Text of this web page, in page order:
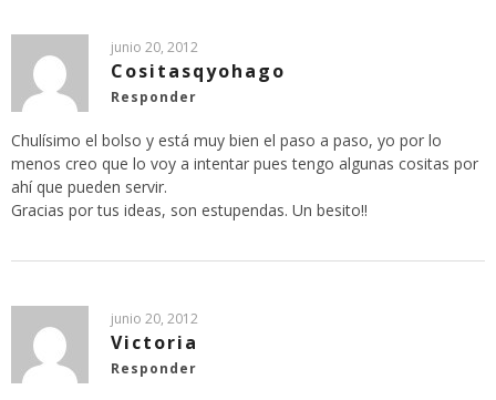
junio 20, 2012
Cositasqyohago
Responder
Chulísimo el bolso y está muy bien el paso a paso, yo por lo
menos creo que lo voy a intentar pues tengo algunas cositas por
ahí que pueden servir.
Gracias por tus ideas, son estupendas. Un besito!!
junio 20, 2012
Victoria
Responder